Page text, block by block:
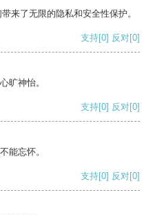
来了无限的隐私和安全性保护。
支持[0] 反对[0]
旷神怡。
支持[0] 反对[0]
能忘怀。
支持[0] 反对[0]